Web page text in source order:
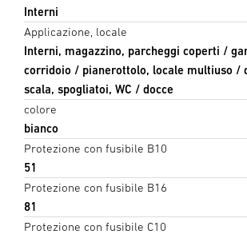
Interni
Applicazione, locale
Interni, magazzino, parcheggi coperti /
corridoio / pianerottolo, locale multiuso /
scala, spogliatoi, WC / docce
colore
bianco
Protezione con fusibile B10
51
Protezione con fusibile B16
81
Protezione con fusibile C10